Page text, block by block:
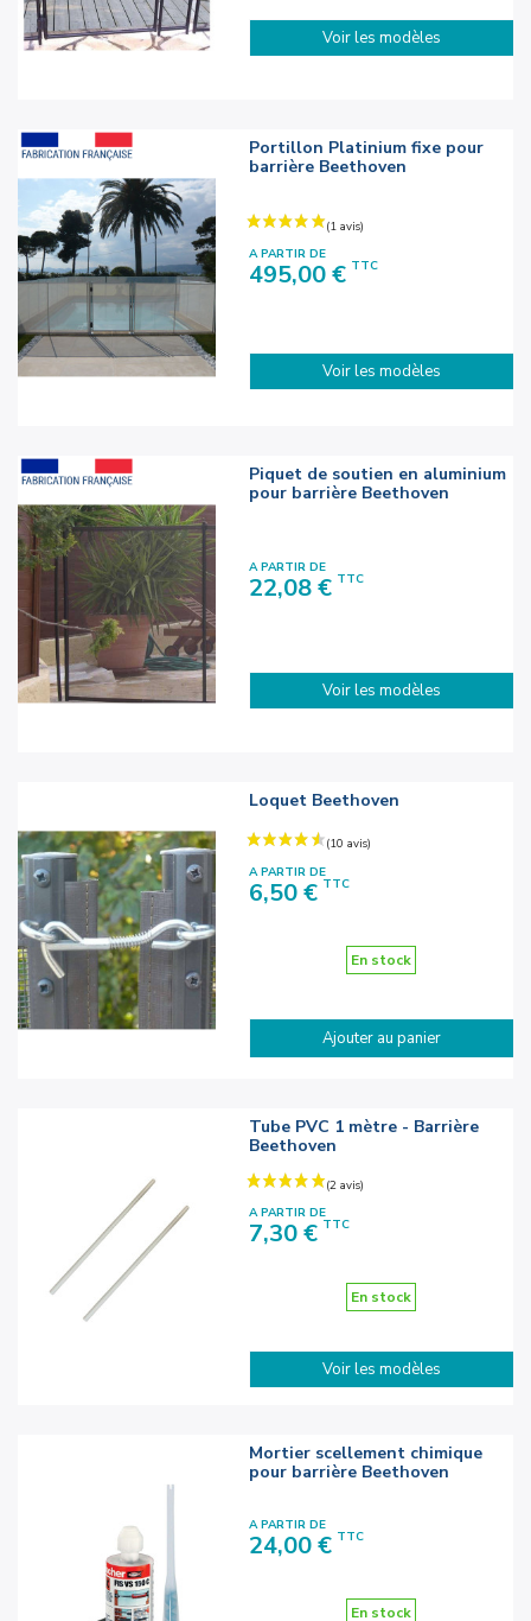
Voir les modèles
A PARTIR DE
Prix
495,00 € TTC
Portillon Platinium fixe pour
barrière Beethoven
Voir les modèles
A PARTIR DE
Prix
22,08 € TTC
Piquet de soutien en aluminium
pour barrière Beethoven
Voir les modèles
A PARTIR DE
Prix
6,50 € TTC
Loquet Beethoven
En stock
Ajouter au panier
A PARTIR DE
Prix
7,30 € TTC
Tube PVC 1 mètre - Barrière
Beethoven
En stock
Voir les modèles
A PARTIR DE
Prix
24,00 € TTC
Mortier scellement chimique
pour barrière Beethoven
En stock